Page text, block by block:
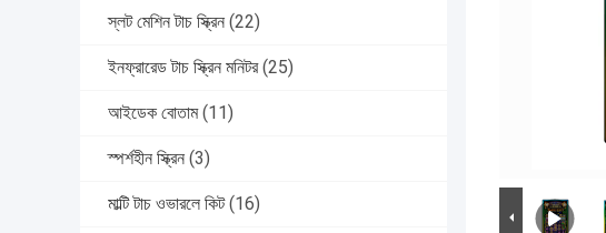
স্লট মেশিন টাচ স্ক্রিন (22)
ইনফ্রারেড টাচ স্ক্রিন মনিটর (25)
আইডেক বোতাম (11)
স্পর্শহীন স্ক্রিন (3)
মাল্টি টাচ ওভারলে কিট (16)